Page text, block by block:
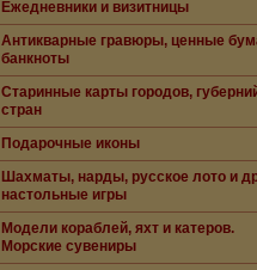
Ежедневники и визитницы
Антикварные гравюры, ценные
банкноты
Старинные карты городов,
стран
Подарочные иконы
Шахматы, нарды, русское лото и
настольные игры
Модели кораблей, яхт и катеров.
Морские сувениры